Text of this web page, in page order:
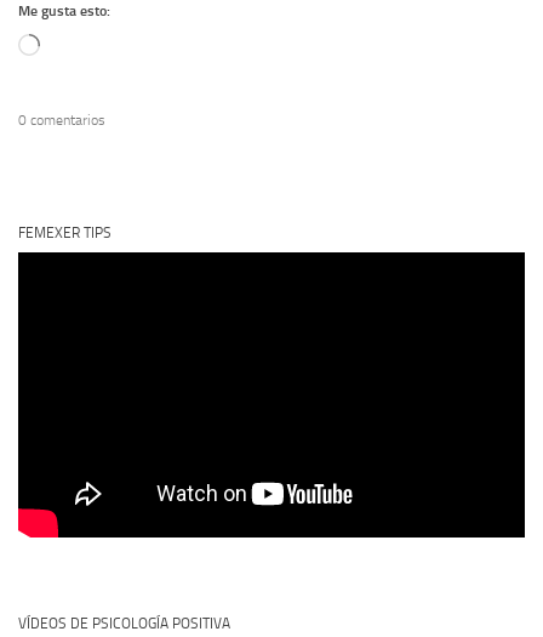
Me gusta esto:
Cargando...
0 comentarios
FEMEXER TIPS
VÍDEOS DE PSICOLOGÍA POSITIVA